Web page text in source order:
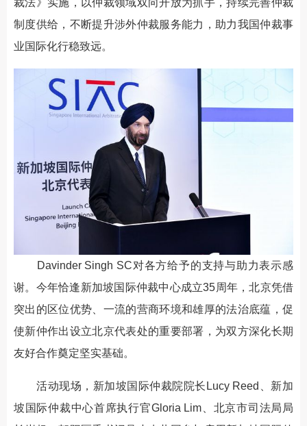
裁法》实施，以仲裁领域双向开放为抓手，持续完善仲裁
制度供给，不断提升涉外仲裁服务能力，助力我国仲裁事
业国际化行稳致远。
Davinder Singh SC对各方给予的支持与助力表示感
谢。今年恰逢新加坡国际仲裁中心成立35周年，北京凭借
突出的区位优势、一流的营商环境和雄厚的法治底蕴，促
使新仲作出设立北京代表处的重要部署，为双方深化长期
友好合作奠定坚实基础。
活动现场，新加坡国际仲裁院院长Lucy Reed、新加
坡国际仲裁中心首席执行官Gloria Lim、北京市司法局局